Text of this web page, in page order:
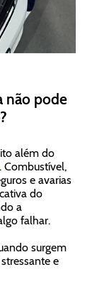
não pode
além do
. Combustível,
e avarias
do
a
falhar.
surgem
e